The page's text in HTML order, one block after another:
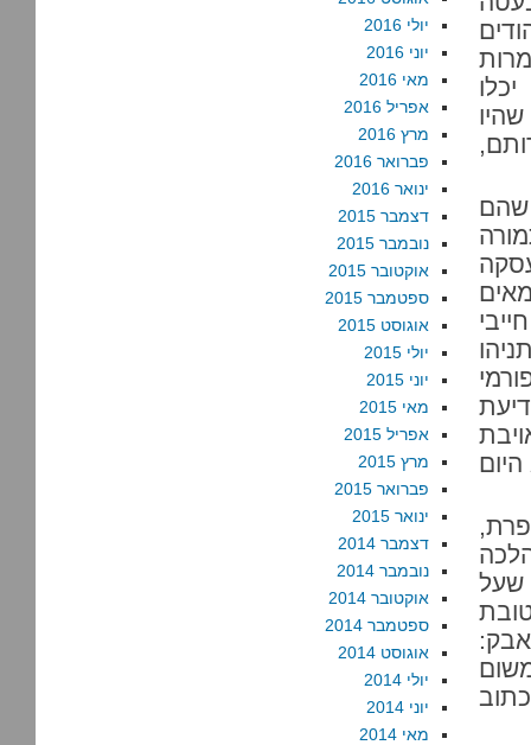
שהם
שעל
יולי 2016
יוני 2016
מאי 2016
אפריל 2016
מרץ 2016
פברואר 2016
ינואר 2016
דצמבר 2015
נובמבר 2015
אוקטובר 2015
ספטמבר 2015
אוגוסט 2015
יולי 2015
יוני 2015
מאי 2015
אפריל 2015
מרץ 2015
פברואר 2015
ינואר 2015
דצמבר 2014
נובמבר 2014
אוקטובר 2014
ספטמבר 2014
אוגוסט 2014
יולי 2014
יוני 2014
מאי 2014